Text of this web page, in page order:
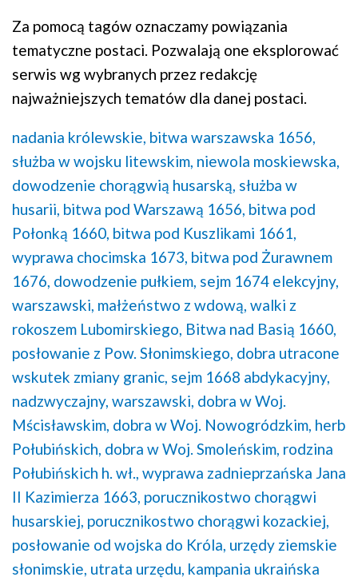
Za pomocą tagów oznaczamy powiązania
tematyczne postaci. Pozwalają one eksplorować
serwis wg wybranych przez redakcję
najważniejszych tematów dla danej postaci.
nadania królewskie, bitwa warszawska 1656,
służba w wojsku litewskim, niewola moskiewska,
dowodzenie chorągwią husarską, służba w
husarii, bitwa pod Warszawą 1656, bitwa pod
Połonką 1660, bitwa pod Kuszlikami 1661,
wyprawa chocimska 1673, bitwa pod Żurawnem
1676, dowodzenie pułkiem, sejm 1674 elekcyjny,
warszawski, małżeństwo z wdową, walki z
rokoszem Lubomirskiego, Bitwa nad Basią 1660,
posłowanie z Pow. Słonimskiego, dobra utracone
wskutek zmiany granic, sejm 1668 abdykacyjny,
nadzwyczajny, warszawski, dobra w Woj.
Mścisławskim, dobra w Woj. Nowogródzkim, herb
Połubińskich, dobra w Woj. Smoleńskim, rodzina
Połubińskich h. wł., wyprawa zadnieprzańska Jana
II Kazimierza 1663, porucznikostwo chorągwi
husarskiej, porucznikostwo chorągwi kozackiej,
posłowanie od wojska do Króla, urzędy ziemskie
słonimskie, utrata urzędu, kampania ukraińska